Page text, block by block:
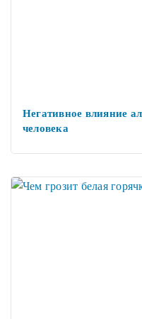
Негативное влияние
человека